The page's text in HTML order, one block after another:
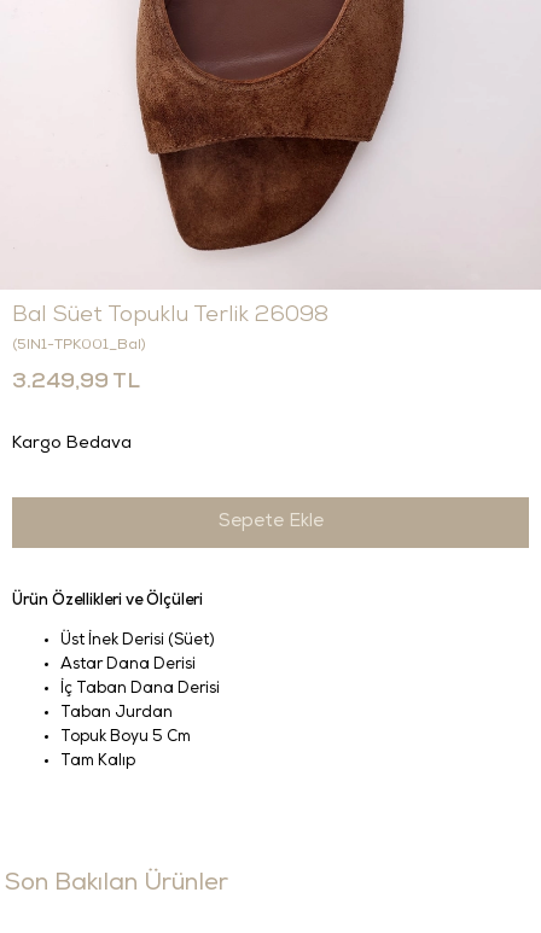
Bal Süet Topuklu Terlik 26098
(5IN1-TPK001_Bal)
3.249,99 TL
Kargo Bedava
Ürün Özellikleri ve Ölçüleri
Üst İnek Derisi (Süet)
Astar Dana Derisi
İç Taban Dana Derisi
Taban Jurdan
Topuk Boyu 5 Cm
Tam Kalıp
Son Bakılan Ürünler